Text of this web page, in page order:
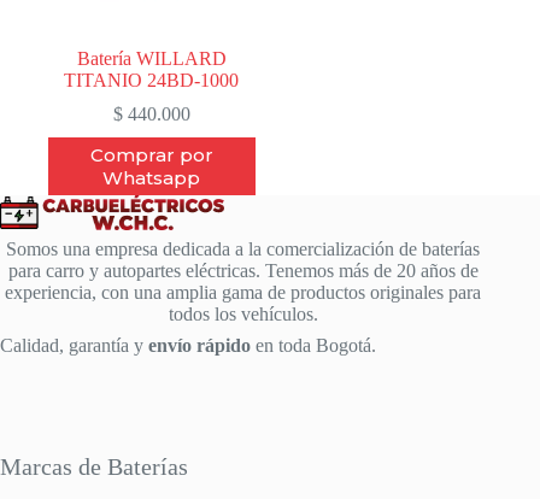
Batería WILLARD
TITANIO 24BD-1000
$440.000
Comprar por
Whatsapp
Somos una empresa dedicada a la comercialización de baterías
para carro y autopartes eléctricas. Tenemos más de 20 años de
experiencia, con una amplia gama de productos originales para
todos los vehículos.
Calidad, garantía y envío rápido en toda Bogotá.
Marcas de Baterías